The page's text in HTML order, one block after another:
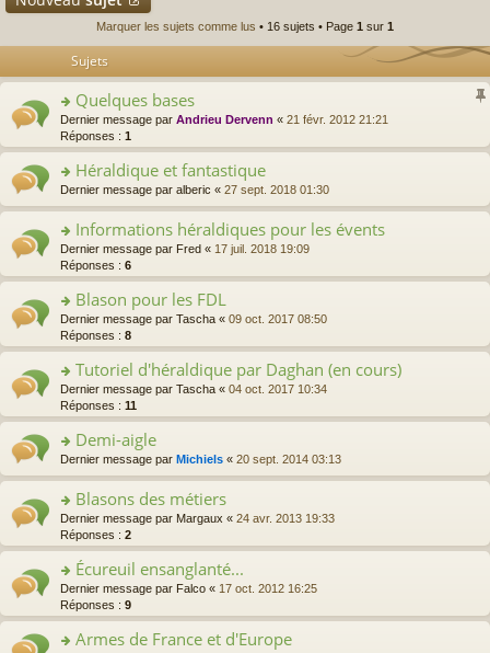
Marquer les sujets comme lus • 16 sujets • Page 1 sur 1
Sujets
o
n
s
ult
er
e
s
s
a
g
e
n
o
n
lu
le
pl
s
ré
c
e
nt
Quelques bases
Dernier message par Andrieu Dervenn « 21 févr. 2012 21:21
Réponses : 1
o
n
ult
er
le
e
s
s
a
g
e
n
o
n
lu
pl
u
s
ré
c
e
nt
Héraldique et fantastique
Dernier message par alberic « 27 sept. 2018 01:30
o
n
s
ult
er
le
m
e
s
s
a
e
n
o
n
lu
le
pl
s
ré
c
nt
Informations héraldiques pour les évents
Dernier message par Fred « 17 juil. 2018 19:09
Réponses : 6
o
n
s
ult
er
le
m
e
s
s
a
g
e
n
o
n
lu
le
pl
s
Blason pour les FDL
Dernier message par Tascha « 09 oct. 2017 08:50
Réponses : 8
o
n
s
ult
er
e
s
s
a
g
e
n
o
n
Tutoriel d'héraldique par Daghan (en cours)
Dernier message par Tascha « 04 oct. 2017 10:34
Réponses : 11
o
n
ult
er
le
e
s
s
a
g
Demi-aigle
Dernier message par Michiels « 20 sept. 2014 03:13
o
n
s
ult
er
le
m
e
s
Blasons des métiers
Dernier message par Margaux « 24 avr. 2013 19:33
Réponses : 2
o
n
s
ult
Écureuil ensanglanté...
Dernier message par Falco « 17 oct. 2012 16:25
Réponses : 9
Armes de France et d'Europe